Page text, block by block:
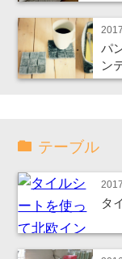
パ
ン
テーブル
タ